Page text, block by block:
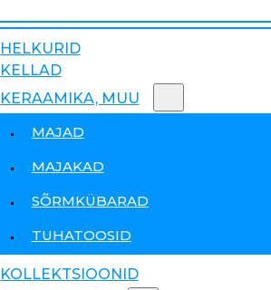
HELKURID
KELLAD
KERAAMIKA, MUU
MAJAD
MAJAKAD
SÕRMKÜBARAD
TUHATOOSID
KOLLEKTSIOONID